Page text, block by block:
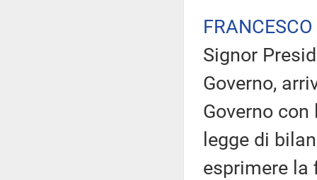
Signor
Governo,
Governo
legge di
esprimere la